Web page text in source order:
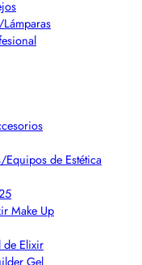
de Estética
Make Up
de Elixir
Gel